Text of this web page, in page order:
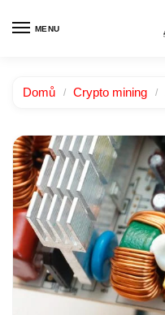
MENU
Domů / Crypto mining /